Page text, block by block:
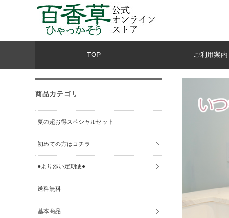
TOP ご利用案内
商品カテゴリ
夏の超お得スペシャルセット
初めての方はコチラ
●より添い定期便●
送料無料
基本商品